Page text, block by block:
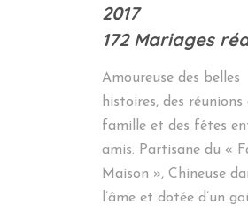
2017
172 Mariages
Amoureuse des belles
histoires, des réunions
famille et des fêtes
amis. Partisane du «
Maison », Chineuse
l’âme et dotée d’un